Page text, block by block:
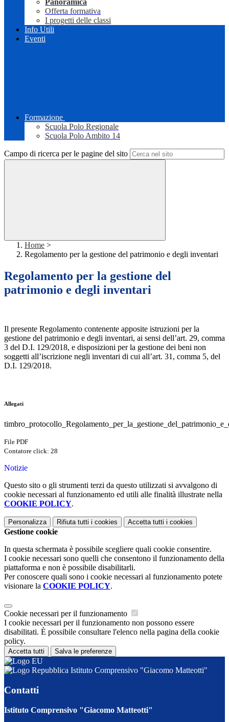
Panoramica
Offerta formativa
I progetti delle classi
Info Utili
Eventi
Formazione
Scuola Polo Regionale
Scuola Polo Ambito 14
Campo di ricerca per le pagine del sito
Home >
Regolamento per la gestione del patrimonio e degli inventari
Regolamento per la gestione del
patrimonio e degli inventari
Il presente Regolamento contenente apposite istruzioni per la
gestione del patrimonio e degli inventari, ai sensi dell’art. 29, comma
3 del D.I. 129/2018, e disposizioni per la gestione dei beni non
soggetti all’iscrizione negli inventari di cui all’art. 31, comma 5, del
D.I. 129/2018.
Allegati
File PDF
Contatore click: 28
Notizie
Questo sito o gli strumenti terzi da questo utilizzati si avvalgono di
cookie necessari al funzionamento ed utili alle finalità illustrate nella
COOKIE POLICY.
Personalizza Rifiuta tutti i cookies Accetta tutti i cookies
Gestione cookie
In questa schermata è possibile scegliere quali cookie consentire.
I cookie necessari sono quelli che consentono il funzionamento della
piattaforma e non è possibile disabilitarli.
Per conoscere quali sono i cookie necessari al funzionamento potete
visionare la COOKIE POLICY.
Cookie necessari per il funzionamento
I cookie necessari per il funzionamento non possono essere
disabilitati. È possibile consultare l'elenco nella pagina della cookie
policy.
Accetta tutti Salva le preferenze
Istituto Comprensivo "Giacomo Matteotti"
Contatti
Istituto Comprensivo "Giacomo Matteotti"